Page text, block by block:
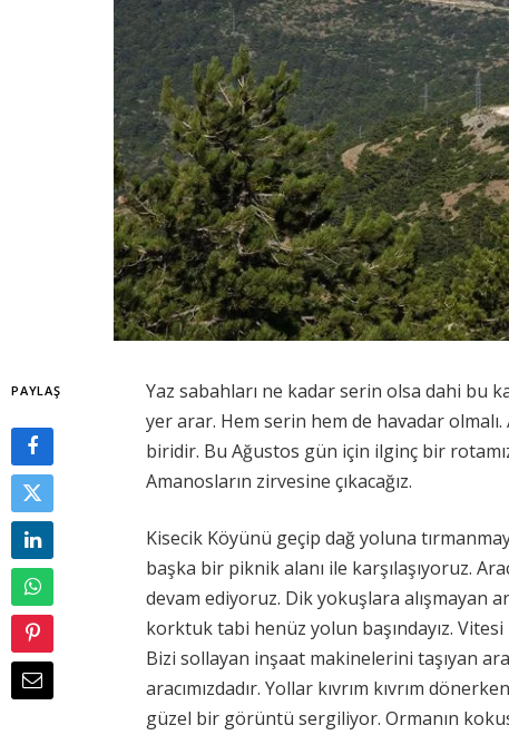
PAYLAŞ
Yaz sabahları ne kadar serin olsa dahi bu
yer arar. Hem serin hem de havadar
biridir. Bu Ağustos gün için ilginç bir rotamız
Amanosların zirvesine çıkacağız.
Kisecik Köyünü geçip dağ yoluna
başka bir piknik alanı ile karşılaşıyoruz.
devam ediyoruz. Dik yokuşlara alışmayan
korktuk tabi henüz yolun başındayız.
Bizi sollayan inşaat makinelerini taşıyan
aracımızdadır. Yollar kıvrım kıvrım
güzel bir görüntü sergiliyor. Ormanın